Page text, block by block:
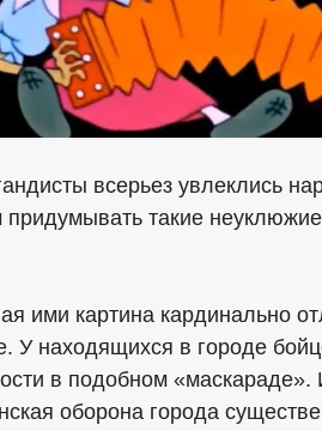
всерьез увлеклись
такие
ими картина кардинально
У находящихся в городе
в подобном
оборона города